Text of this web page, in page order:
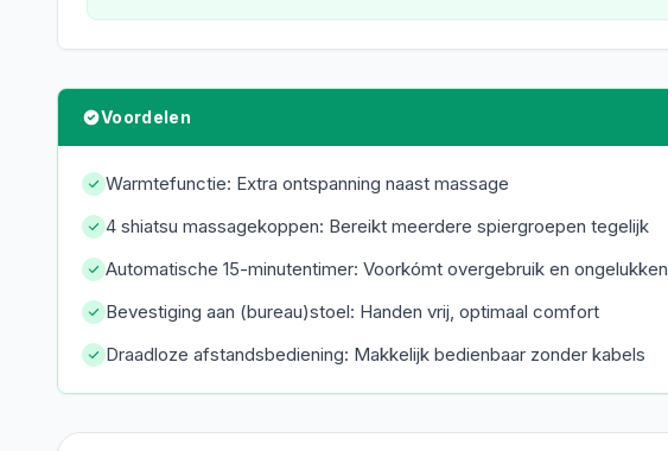
Voordelen
Warmtefunctie: Extra ontspanning naast massage
4 shiatsu massagekoppen: Bereikt meerdere spiergroepen tegelijk
Automatische 15-minutentimer: Voorkómt overgebruik en ongelukken
Bevestiging aan (bureau)stoel: Handen vrij, optimaal comfort
Draadloze afstandsbediening: Makkelijk bedienbaar zonder kabels